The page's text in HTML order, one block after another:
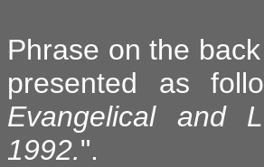
Phrase on the
presented as
Evangelical and
1992.".